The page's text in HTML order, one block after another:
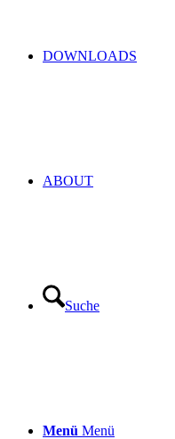
DOWNLOADS
ABOUT
Suche
Menü Menü